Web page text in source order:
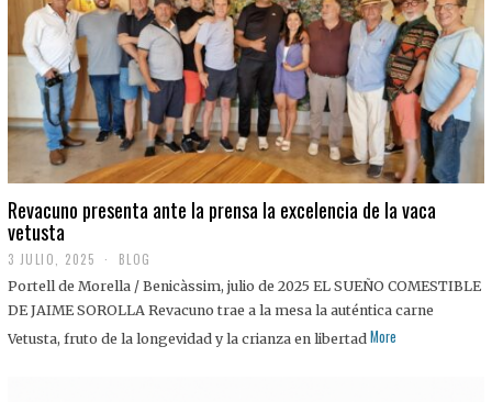
5
Revacuno presenta ante la prensa la excelencia de la vaca
vetusta
3 JULIO, 2025
J
U
I
BLOG
Portell de Morella / Benicàssim, julio de 2025 EL SUEÑO COMESTIBLE
DE JAIME SOROLLA Revacuno trae a la mesa la auténtica carne
Vetusta, fruto de la longevidad y la crianza en libertad More